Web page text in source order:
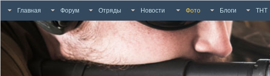
Главная Форум Отряды Новости Фото Блоги ТНТ